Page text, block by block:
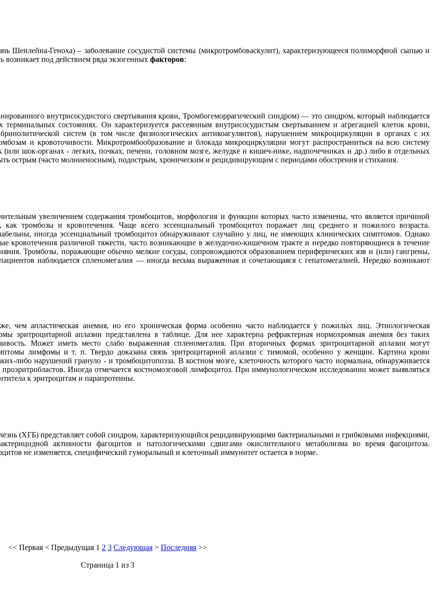
Шенлейна-Геноха) – заболевание сосудистой системы (микротромбоваскулит), характеризующееся полиморфной сыпью и
возникает под действием ряда экзогенных факторов:
внутрисосудистого свертывания крови, Тромбогеморрагический синдром) — это синдром, который наблюдается
состояниях. Он характеризуется рассеянным внутрисосудистым свертыванием и агрегацией клеток крови,
систем (в том числе физиологических антикоагулянтов), нарушением микроциркуляции в органах с их
и кровоточивости. Микротромбообразование и блокада микроциркуляции могут распространиться на всю систему
шок-органах - легких, почках, печени, головном мозге, желудке и кишеч-нике, надпочечниках и др.) либо в отдельных
острым (часто молниеносным), подострым, хроническим и рецидивирующим с периодами обострения и стихания.
увеличением содержания тромбоцитов, морфология и функции которых часто изменены, что является причиной
как тромбозы и кровотечения. Чаще всего эссенциальный тромбоцитоз поражает лиц среднего и пожилого возраста.
иногда эссенциальный тромбоцитоз обнаруживают случайно у лиц, не имеющих клинических симптомов. Однако
кровотечения различной тяжести, часто возникающие в желудочно-кишечном тракте и нередко повторяющиеся в течение
Тромбозы, поражающие обычно мелкие сосуды, сопровождаются образованием периферических язв и (или) гангрены,
наблюдается спленомегалия — иногда весьма выраженная и сочетающаяся с гепатомегалией. Нередко возникают
чем апластическая анемия, но его хроническая форма особенно часто наблюдается у пожилых лиц. Этиологическая
эритроцитарной аплазии представлена в таблице. Для нее характерна рефрактерная нормохромная анемия без таких
Может иметь место слабо выраженная спленомегалия. При вторичных формах эритроцитарной аплазии могут
лимфомы и т. п. Твердо доказана связь эритроцитарной аплазии с тимомой, особенно у женщин. Картина крови
либо нарушений грануло - и тромбоцитопоэза. В костном мозге, клеточность которого часто нормальна, обнаруживается
Иногда отмечается костномозговой лимфоцитоз. При иммунологическом исследовании может выявляться
к эритроцитам и парапротеины.
(ХГБ) представляет собой синдром, характеризующийся рецидивирующими бактериальными и грибковыми инфекциями,
активности фагоцитов и патологическими сдвигами окислительного метаболизма во время фагоцитоза.
не изменяется, специфический гуморальный и клеточный иммунитет остается в норме.
<< Первая < Предыдущая 1 2 3 Следующая > Последняя >>
Страница 1 из 3